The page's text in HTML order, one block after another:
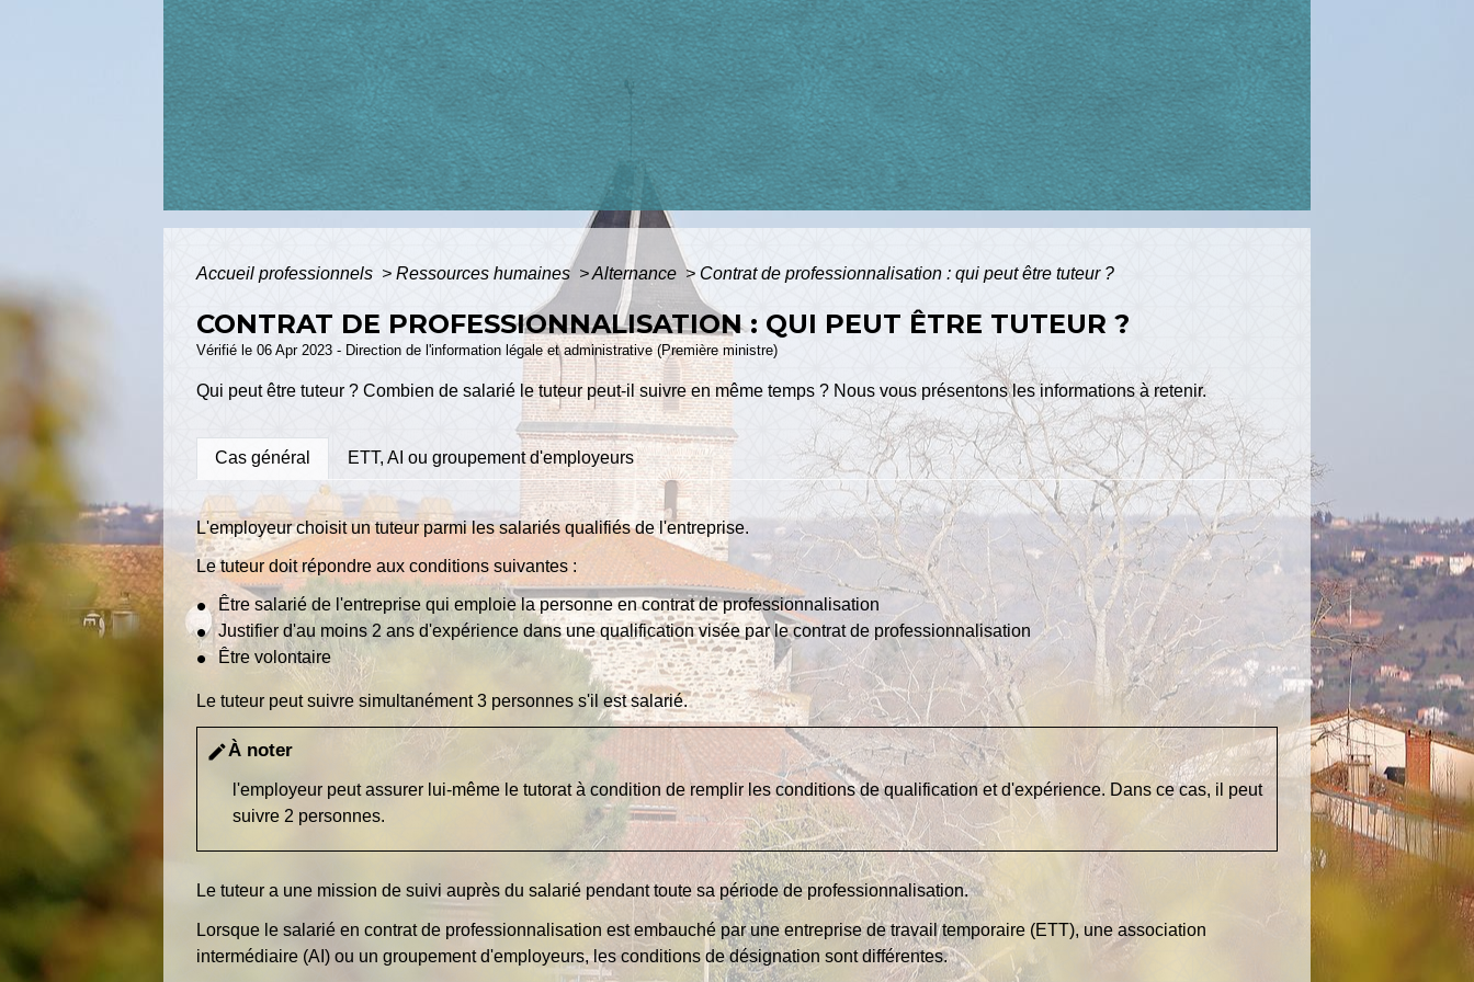
Accueil professionnels > Ressources humaines > Alternance > Contrat de professionnalisation : qui peut être tuteur ?
CONTRAT DE PROFESSIONNALISATION : QUI PEUT ÊTRE TUTEUR ?
Vérifié le 06 Apr 2023 - Direction de l'information légale et administrative (Première ministre)
Qui peut être tuteur ? Combien de salarié le tuteur peut-il suivre en même temps ? Nous vous présentons les informations à retenir.
Cas général ETT, AI ou groupement d'employeurs
L'employeur choisit un tuteur parmi les salariés qualifiés de l'entreprise.
Le tuteur doit répondre aux conditions suivantes :
Être salarié de l'entreprise qui emploie la personne en contrat de professionnalisation
Justifier d'au moins 2 ans d'expérience dans une qualification visée par le contrat de professionnalisation
Être volontaire
Le tuteur peut suivre simultanément 3 personnes s'il est salarié.
editÀ noter
l'employeur peut assurer lui-même le tutorat à condition de remplir les conditions de qualification et d'expérience. Dans ce cas, il peut
suivre 2 personnes.
Le tuteur a une mission de suivi auprès du salarié pendant toute sa période de professionnalisation.
Lorsque le salarié en contrat de professionnalisation est embauché par une entreprise de travail temporaire (ETT), une association
intermédiaire (AI) ou un groupement d'employeurs, les conditions de désignation sont différentes.